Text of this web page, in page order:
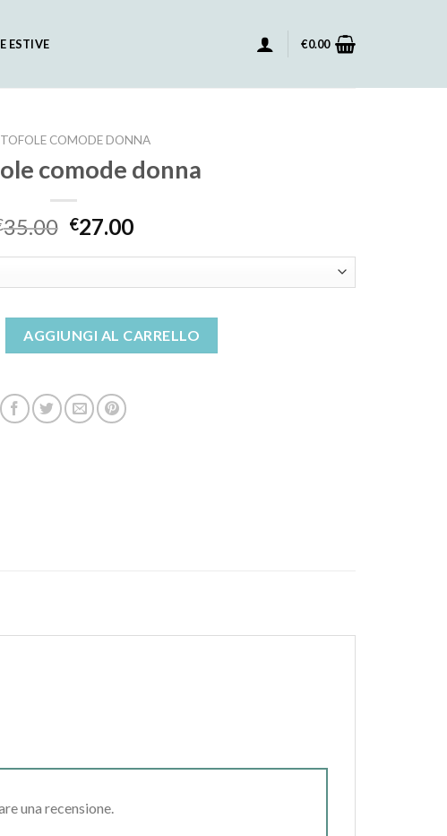
ESTIVE €0.00
COMODE DONNA
comode donna
35.00 €27.00
AGGIUNGI AL CARRELLO
una recensione.